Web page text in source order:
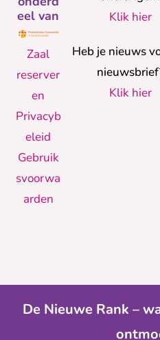
Klik hier
Heb je nieuws
Klik hier
eel van
Zaal
reserver
en
Privacyb
eleid
Gebruik
svoorwa
arden
De Nieuwe Rank –